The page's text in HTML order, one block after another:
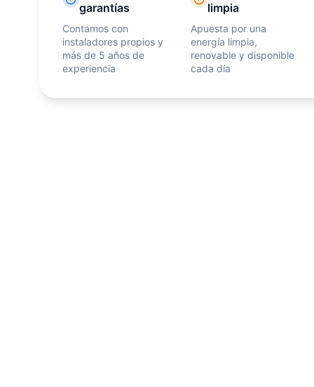
garantías
Contamos con
instaladores propios y
más de 5 años de
experiencia
limpia
Apuesta por una
energía limpia,
renovable y disponible
cada día